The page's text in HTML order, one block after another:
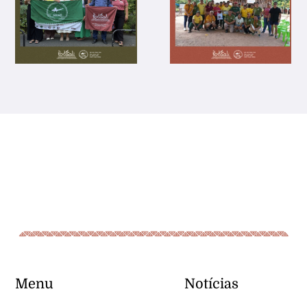
Menu Notícias